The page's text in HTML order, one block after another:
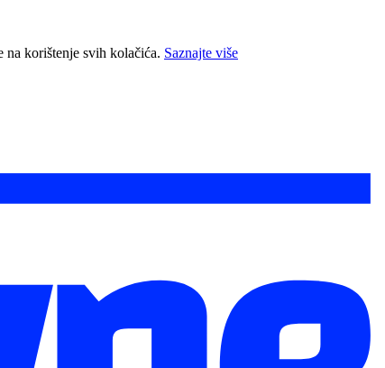
korištenje svih kolačića. Saznajte više